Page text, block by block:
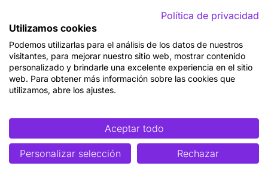
Mapa del sitio
Términos y Condiciones de Uso
Accesibilidad
Cookies
©2026 OpenWebinars S.L.
Política de privacidad
Utilizamos cookies
Podemos utilizarlas para el análisis de los datos de nuestros
visitantes, para mejorar nuestro sitio web, mostrar contenido
personalizado y brindarle una excelente experiencia en el sitio
web. Para obtener más información sobre las cookies que
utilizamos, abre los ajustes.
Aceptar todo
Personalizar selección Rechazar